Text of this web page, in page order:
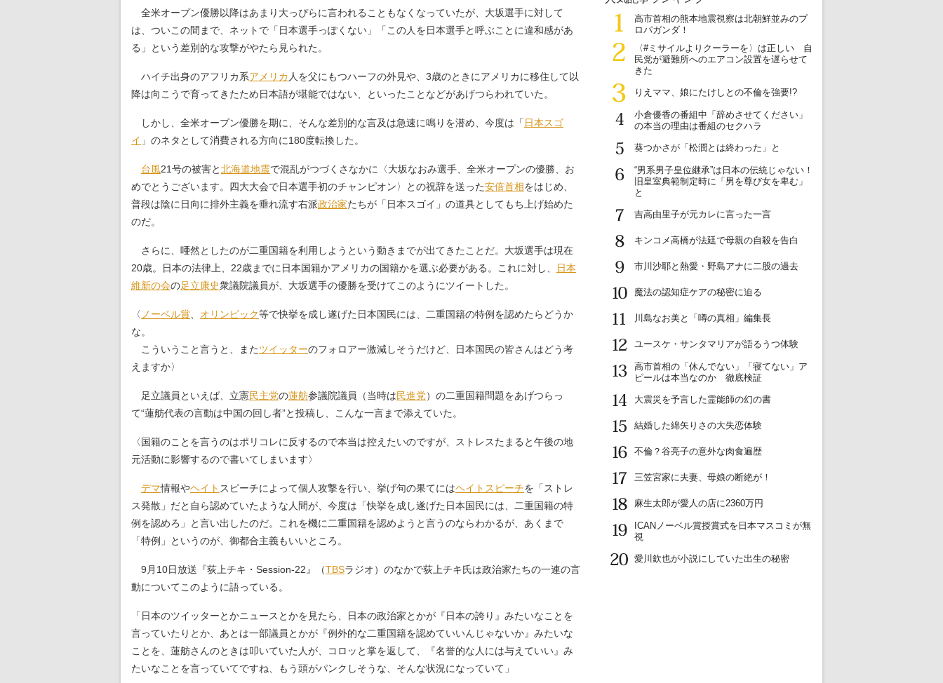
全米オープン優勝以降はあまり大っぴらに言われることもなくなっていたが、大坂選手に対して
は、ついこの間まで、ネットで「日本選手っぽくない」「この人を日本選手と呼ぶことに違和感があ
る」という差別的な攻撃がやたら見られた。
ハイチ出身のアフリカ系アメリカ 人を父にもつハーフの外見や、3歳のときにアメリカに移住して以
降は向こうで育ってきたため日本語が堪能ではない、といったことなどがあげつらわれていた。
しかし、全米オープン優勝を期に、そんな差別的な言及は急速に鳴りを潜め、今度は「 日本スゴ
イ 」のネタとして消費される方向に180度転換した。
台風21号の被害と北海道地震で混乱がつづくさなかに〈大坂なおみ選手、全米オープンの優勝、お
めでとうございます。四大大会で日本選手初のチャンピオン〉との祝辞を送った安倍首相をはじめ、
普段は陰に日向に排外主義を垂れ流す右派政治家たちが「日本スゴイ」の道具としてもち上げ始めた
のだ。
さらに、唖然としたのが二重国籍を利用しようという動きまでが出てきたことだ。大坂選手は現在
20歳。日本の法律上、22歳までに日本国籍かアメリカの国籍かを選ぶ必要がある。これに対し、
日本
維新の会の足立康史衆議院議員が、大坂選手の優勝を受けてこのようにツイートした。
〈 ノーベル賞 オリンピック等で快挙を成し遂げた日本国民には、二重国籍の特例を認めたらどうか
な。
こういうこと言うと、またツイッターのフォロアー激減しそうだけど、日本国民の皆さんはどう考
えますか〉
足立議員といえば、立憲民主党の蓮舫参議院議員（当時は民進党）の二重国籍問題をあげつらっ
て“蓮舫代表の言動は中国の回し者”と投稿し、こんな一言まで添えていた。
〈国籍のことを言うのはポリコレに反するので本当は控えたいのですが、ストレスたまると午後の地
元活動に影響するので書いてしまいます〉
デマ情報やヘイト スピーチによって個人攻撃を行い、挙げ句の果てにはヘイトスピーチを「ストレ
ス発散」だと自ら認めていたような人間が、今度は「快挙を成し遂げた日本国民には、二重国籍の特
例を認めろ」と言い出したのだ。これを機に二重国籍を認めようと言うのならわかるが、あくまで
「特例」というのが、御都合主義もいいところ。
9月10日放送『荻上チキ・Session-22』（TBSラジオ）のなかで荻上チキ氏は政治家たちの一連の言
動についてこのように語っている。
「日本のツイッターとかニュースとかを見たら、日本の政治家とかが『日本の誇り』みたいなことを
言っていたりとか、あとは一部議員とかが『例外的な二重国籍を認めていいんじゃないか』みたいな
ことを、蓮舫さんのときは叩いていた人が、コロッと掌を返して、『名誉的な人には与えていい』み
たいなことを言っていてですね、もう頭がパンクしそうな、そんな状況になっていて」
1
高市首相の熊本地震視察は北朝鮮並みのプ
ロパガンダ！
2
〈#ミサイルよりクーラーを〉は正しい 自
民党が避難所へのエアコン設置を遅らせて
きた
3
りえママ、娘にたけしとの不倫を強要!?
4
小倉優香の番組中「辞めさせてください」
の本当の理由は番組のセクハラ
5
葵つかさが「松潤とは終わった」と
6
“男系男子皇位継承”は日本の伝統じゃない！
旧皇室典範制定時に「男を尊び女を卑む」
と
7
吉高由里子が元カレに言った一言
8
キンコメ高橋が法廷で母親の自殺を告白
9
市川沙耶と熱愛・野島アナに二股の過去
10
魔法の認知症ケアの秘密に迫る
11
川島なお美と「噂の真相」編集長
12
ユースケ・サンタマリアが語るうつ体験
13
高市首相の「休んでない」「寝てない」ア
ピールは本当なのか 徹底検証
14
大震災を予言した霊能師の幻の書
15
結婚した綿矢りさの大失恋体験
16
不倫？谷亮子の意外な肉食遍歴
17
三笠宮家に夫妻、母娘の断絶が！
18
麻生太郎が愛人の店に2360万円
19
ICANノーベル賞授賞式を日本マスコミが無
視
20
愛川欽也が小説にしていた出生の秘密